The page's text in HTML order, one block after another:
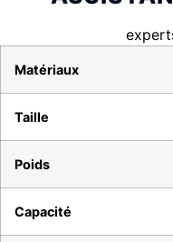
Matériaux
Taille
Poids
Capacité